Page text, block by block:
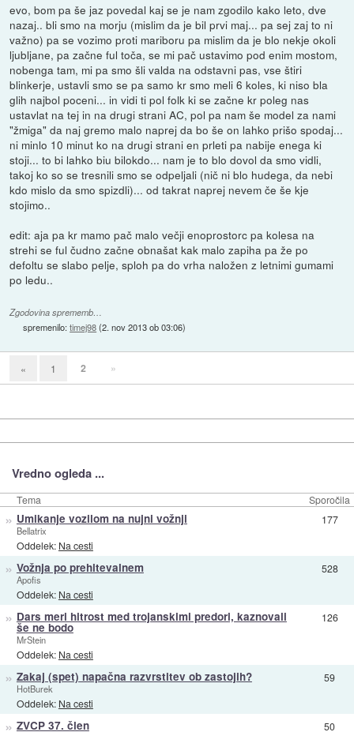
evo, bom pa še jaz povedal kaj se je nam zgodilo kako leto, dve
nazaj.. bli smo na morju (mislim da je bil prvi maj... pa sej zaj to ni
važno) pa se vozimo proti mariboru pa mislim da je blo nekje okoli
ljubljane, pa začne ful toča, se mi pač ustavimo pod enim mostom,
nobenga tam, mi pa smo šli valda na odstavni pas, vse štiri
blinkerje, ustavli smo se pa samo kr smo meli 6 koles, ki niso bla
glih najbol poceni... in vidi ti pol folk ki se začne kr poleg nas
ustavlat na tej in na drugi strani AC, pol pa nam še model za nami
"žmiga" da naj gremo malo naprej da bo še on lahko prišo spodaj...
ni minlo 10 minut ko na drugi strani en prleti pa nabije enega ki
stoji... to bi lahko biu bilokdo... nam je to blo dovol da smo vidli,
takoj ko so se tresnili smo se odpeljali (nič ni blo hudega, da nebi
kdo mislo da smo spizdli)... od takrat naprej nevem če še kje
stojimo..
edit: aja pa kr mamo pač malo večji enoprostorc pa kolesa na
strehi se ful čudno začne obnašat kak malo zapiha pa že po
defoltu se slabo pelje, sploh pa do vrha naložen z letnimi gumami
po ledu..
Zgodovina sprememb…
spremenilo:timej98(2. nov 2013 ob 03:06)
« 1 2 »
Vredno ogleda ...
Tema Sporočila
» Umikanje vozilom na nujni vožnji
Bellatrix
Oddelek: Na cesti
177
» Vožnja po prehitevalnem
Apofis
Oddelek: Na cesti
528
» Dars meri hitrost med trojanskimi predori, kaznovali
še ne bodo
MrStein
Oddelek: Na cesti
126
» Zakaj (spet) napačna razvrstitev ob zastojih?
HotBurek
Oddelek: Na cesti
59
» ZVCP 37. člen 50